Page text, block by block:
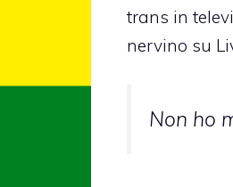
trans in
nervino su
Non ho